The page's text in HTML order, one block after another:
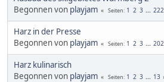
Begonnen von playjam Seiten 1 2 3 ... 222
Harz in der Presse
Begonnen von playjam Seiten 1 2 3 ... 202
Harz kulinarisch
Begonnen von playjam Seiten 1 2 3 ... 13